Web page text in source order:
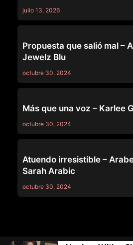
julio 13, 2026
Propuesta que salió mal –
Jewelz Blu
octubre 30, 2024
Más que una voz – Karlee
octubre 30, 2024
Atuendo irresistible –
Sarah Arabic
octubre 30, 2024